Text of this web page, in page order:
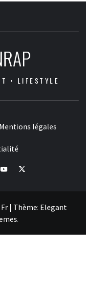
• LIFESTYLE
Mentions légales
Youtube
X
| Thème: Elegant
.